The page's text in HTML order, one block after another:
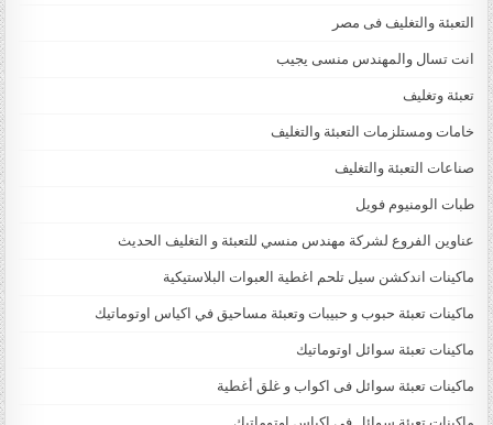
التعبئة والتغليف فى مصر
انت تسال والمهندس منسى يجيب
تعبئة وتغليف
خامات ومستلزمات التعبئة والتغليف
صناعات التعبئة والتغليف
طبات الومنيوم فويل
عناوين الفروع لشركة مهندس منسي للتعبئة و التغليف الحديث
ماكينات اندكشن سيل تلحم اغطية العبوات البلاستيكية
ماكينات تعبئة حبوب و حبيبات وتعبئة مساحيق في اكياس اوتوماتيك
ماكينات تعبئة سوائل اوتوماتيك
ماكينات تعبئة سوائل فى اكواب و غلق أغطية